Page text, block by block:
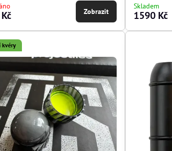
Zobrazit
Skladem
1590 Kč
kvéry